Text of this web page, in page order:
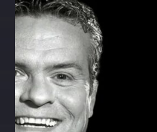
NOS ANIMATEURS